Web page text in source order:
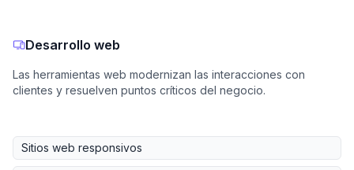
Desarrollo web
Las herramientas web modernizan las interacciones con
clientes y resuelven puntos críticos del negocio.
Sitios web responsivos